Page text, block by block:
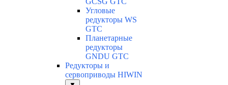
Угловые
редукторы WS
GTC
Планетарные
редукторы
GNDU GTC
Редукторы и
сервоприводы HIWIN